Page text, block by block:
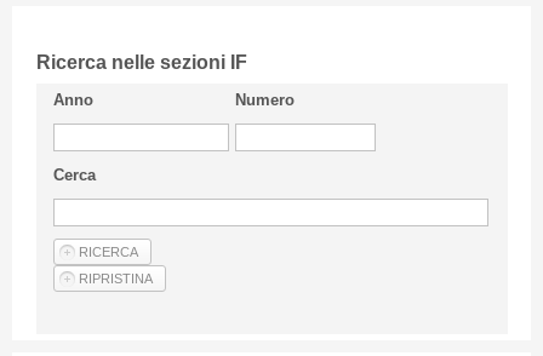
CIFI in breve
Linee Guida
Privacy Policy
Articoli
Ricerca nelle sezioni IF
Anno Numero
Cerca